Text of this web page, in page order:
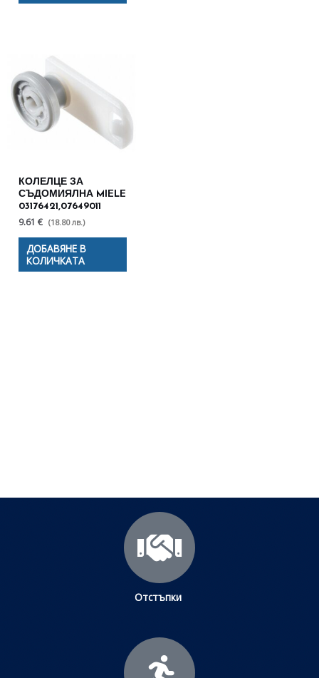
КОЛЕЛЦЕ ЗА
СЪДОМИЯЛНА MIELE
03176421,07649011
9.61 € (18.80 лв.)
ДОБАВЯНЕ В
КОЛИЧКАТА
Отстъпки